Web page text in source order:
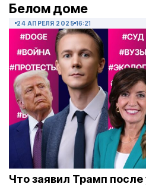
Белом доме
24 АПРЕЛЯ 2025 16:21
Что заявил Трамп после